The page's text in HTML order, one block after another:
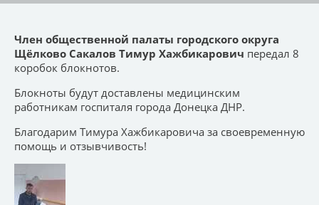
Член общественной палаты городского округа
Щёлково Сакалов Тимур Хажбикарович передал 8
коробок блокнотов.
Блокноты будут доставлены медицинским
работникам госпиталя города Донецка ДНР.
Благодарим Тимура Хажбикаровича за своевременную
помощь и отзывчивость!